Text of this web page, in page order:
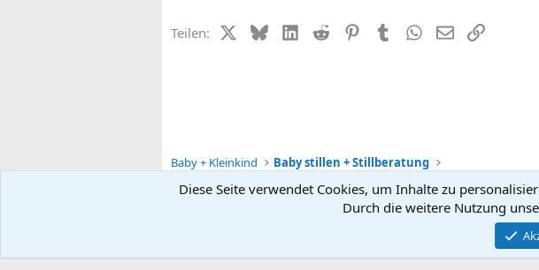
Teilen: X (Twitter)
BlueskyLinkedIn
Reddit PinterestTumblrWhatsApp
E-MailLink
Baby + Kleinkind Baby stillen + Stillberatung
Community
Diese Seite verwendet Cookies, um Inhalte zu
Durch die weitere Nutzung